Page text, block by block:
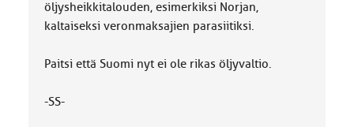
öljysheikkitalouden, esimerkiksi Norjan,
kaltaiseksi veronmaksajien parasiitiksi.
Paitsi että Suomi nyt ei ole rikas öljyvaltio.
-SS-